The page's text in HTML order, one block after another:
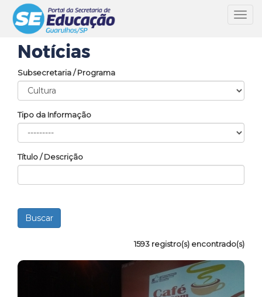
Notícias
Subsecretaria / Programa
Tipo da Informação
Título / Descrição
1593 registro(s) encontrado(s)